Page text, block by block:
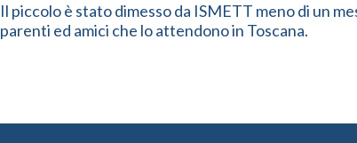
Il piccolo è stato dimesso da ISMETT meno di un
parenti ed amici che lo attendono in Toscana.